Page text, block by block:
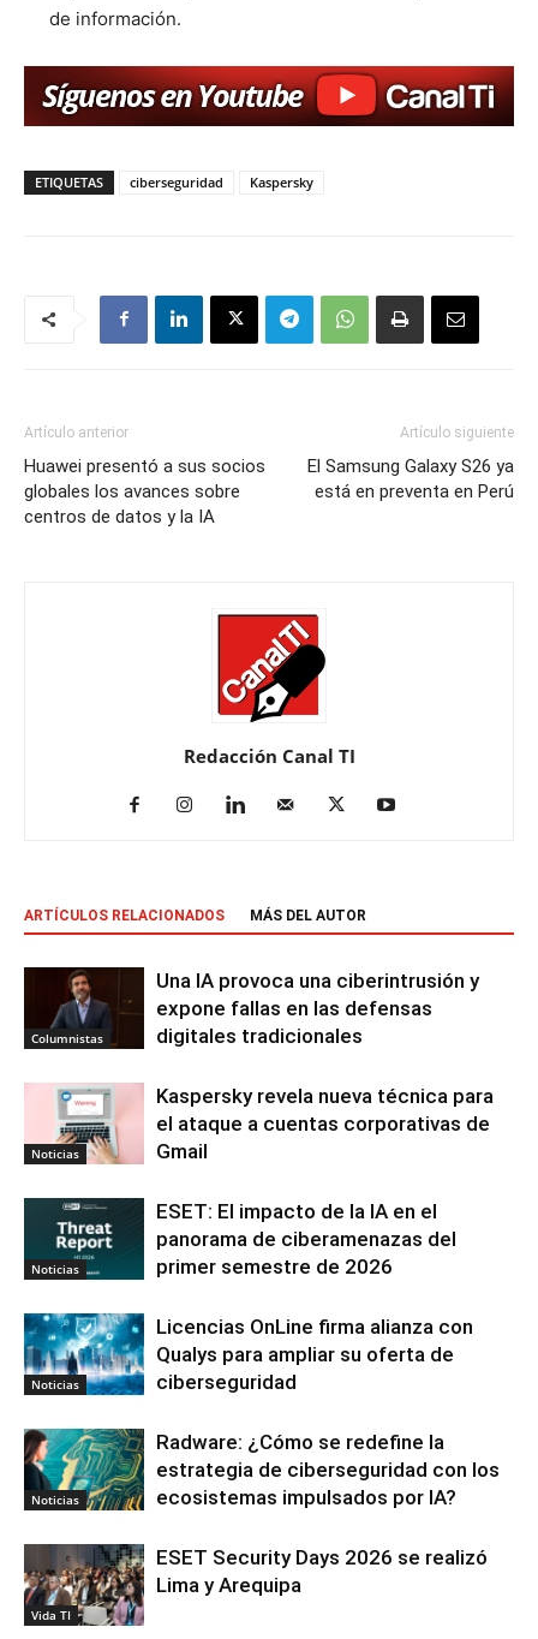
de información.
ETIQUETAS ciberseguridad Kaspersky
Artículo anterior
Huawei presentó a sus socios
globales los avances sobre
centros de datos y la IA
Artículo siguiente
El Samsung Galaxy S26 ya
está en preventa en Perú
Redacción Canal TI
ARTÍCULOS RELACIONADOS MÁS DEL AUTOR
Columnistas
Una IA provoca una ciberintrusión y
expone fallas en las defensas
digitales tradicionales
Noticias
Kaspersky revela nueva técnica para
el ataque a cuentas corporativas de
Gmail
Noticias
ESET: El impacto de la IA en el
panorama de ciberamenazas del
primer semestre de 2026
Noticias
Licencias OnLine firma alianza con
Qualys para ampliar su oferta de
ciberseguridad
Noticias
Radware: ¿Cómo se redefine la
estrategia de ciberseguridad con los
ecosistemas impulsados por IA?
Vida TI
ESET Security Days 2026 se realizó
Lima y Arequipa